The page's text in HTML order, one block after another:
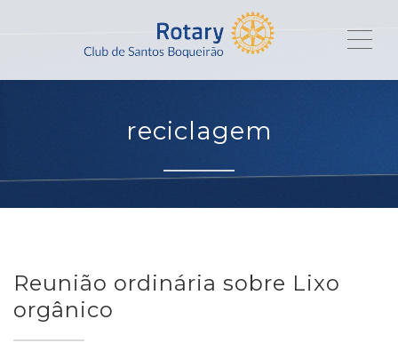
reciclagem
Reunião ordinária sobre Lixo
orgânico